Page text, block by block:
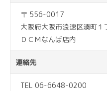
〒 556-0017
大阪府大阪市浪速区湊町
ＤＣＭなんば店内
連絡先
TEL 06-6648-0200